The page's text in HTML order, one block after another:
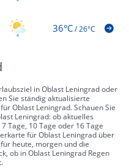
36°C/26°C
in Oblast Leningrad oder
Sie ständig aktualisierte
Oblast Leningrad. Schauen Sie
Leningrad: ob aktuelles
Tage, 10 Tage oder 16 Tage
für Oblast Leningrad über
heute, morgen und die
ob in Oblast Leningrad Regen